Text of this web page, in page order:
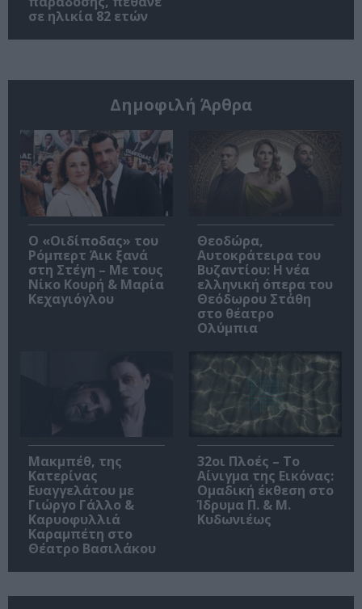
σε ηλικία 82 ετών
Δημοφιλή Άρθρα
O «Οιδίποδας» του
Ρόμπερτ Άικ ξανά
στη Στέγη – Με τους
Νίκο Κουρή & Μαρία
Κεχαγιόγλου
Θεοδώρα,
Αυτοκράτειρα του
Βυζαντίου: Η νέα
ελληνική όπερα του
Θεόδωρου Στάθη
στο θέατρο
Ολύμπια
Μακμπέθ, της
Κατερίνας
Ευαγγελάτου με
Γιώργο Γάλλο &
Καρυοφυλλιά
Καραμπέτη στο
Θέατρο Βασιλάκου
32οι Πλοές – Το
Αίνιγμα της Εικόνας:
Ομαδική έκθεση στο
Ίδρυμα Π. & Μ.
Κυδωνιέως